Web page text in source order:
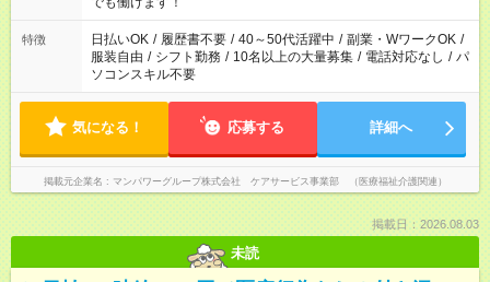
短時間・短期間の就業はご案内が難しい場合があります
特徴 日払いOK / 履歴書不要 / 40～50代活躍中 / 副業・WワークOK /
服装自由 / シフト勤務 / 10名以上の大量募集 / 電話対応なし / パ
ソコンスキル不要
気になる！ 応募する 詳細へ
掲載元企業名 マンパワーグループ株式会社 ケアサービス事業部 （医療福祉介護関連）
掲載日：2026.08.03
未読